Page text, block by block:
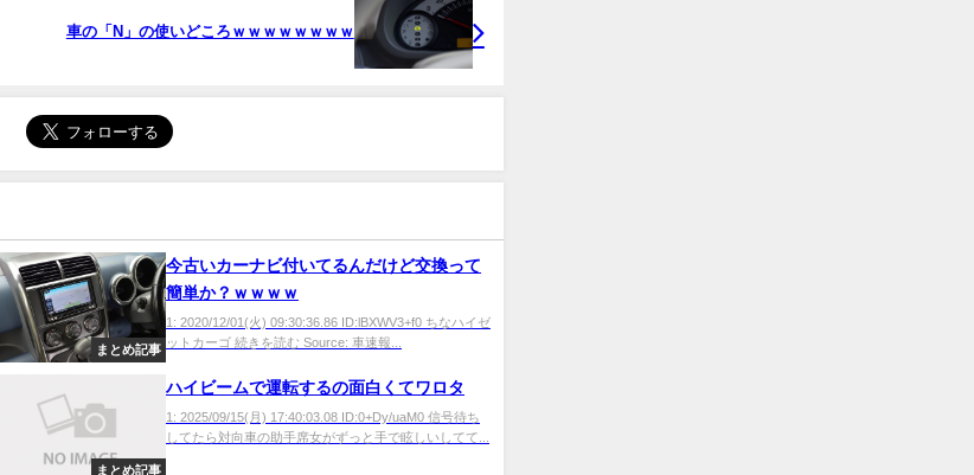
車の「N」の使いどころｗｗｗｗｗｗｗｗ
まとめ記事
今古いカーナビ付いてるんだけど交換って
簡単か？ｗｗｗｗ
1: 2020/12/01(火) 09:30:36.86 ID:lBXWV3+f0 ちなハイゼ
ットカーゴ 続きを読む Source: 車速報...
まとめ記事
ハイビームで運転するの面白くてワロタ
1: 2025/09/15(月) 17:40:03.08 ID:0+Dy/uaM0 信号待ち
してたら対向車の助手席女がずっと手で眩しいしてて...